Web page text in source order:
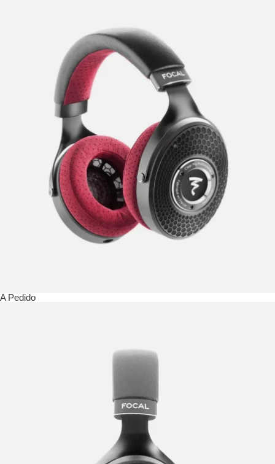
A Pedido